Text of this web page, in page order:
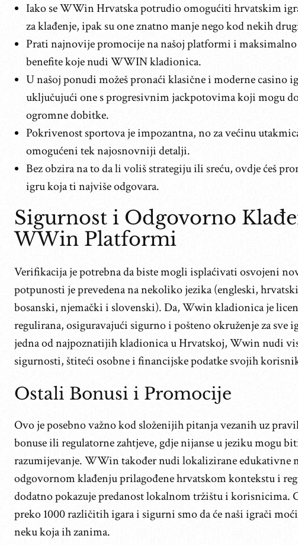
Iako se WWin Hrvatska potrudio omogućiti hrvatskim
za klađenje, ipak su one znatno manje nego kod nekih
Prati najnovije promocije na našoj platformi i
benefite koje nudi WWIN kladionica.
U našoj ponudi možeš pronaći klasične i moderne casino
uključujući one s progresivnim jackpotovima koji mogu
ogromne dobitke.
Pokrivenost sportova je impozantna, no za većinu
omogućeni tek najosnovniji detalji.
Bez obzira na to da li voliš strategiju ili sreću, ovdje ćeš
igru koja ti najviše odgovara.
Sigurnost i Odgovorno
WWin Platformi
Verifikacija je potrebna da biste mogli isplaćivati osvojeni
potpunosti je prevedena na nekoliko jezika (engleski,
bosanski, njemački i slovenski). Da, Wwin kladionica je
regulirana, osiguravajući sigurno i pošteno okruženje za sve
jedna od najpoznatijih kladionica u Hrvatskoj, Wwin nudi
sigurnosti, štiteći osobne i financijske podatke svojih
Ostali Bonusi i Promocije
Ovo je posebno važno kod složenijih pitanja vezanih uz
bonuse ili regulatorne zahtjeve, gdje nijanse u jeziku mogu
razumijevanje. WWin također nudi lokalizirane edukativne
odgovornom klađenju prilagođene hrvatskom kontekstu i
dodatno pokazuje predanost lokalnom tržištu i korisnicima.
preko 1000 različitih igara i sigurni smo da će naši igrači
neku koja ih zanima.